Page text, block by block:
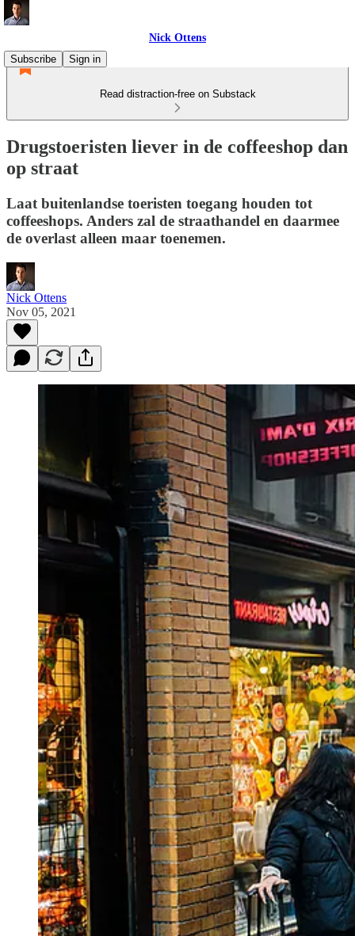
Nick Ottens
Subscribe
Sign in
Read distraction-free on Substack
Drugstoeristen liever in de coffeeshop dan
op straat
Laat buitenlandse toeristen toegang houden tot
coffeeshops. Anders zal de straathandel en daarmee
de overlast alleen maar toenemen.
Nick Ottens
Nov 05, 2021